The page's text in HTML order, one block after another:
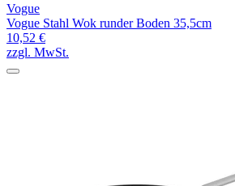
Vogue
Vogue Stahl Wok runder Boden 35,5cm
10,52 €
zzgl. MwSt.